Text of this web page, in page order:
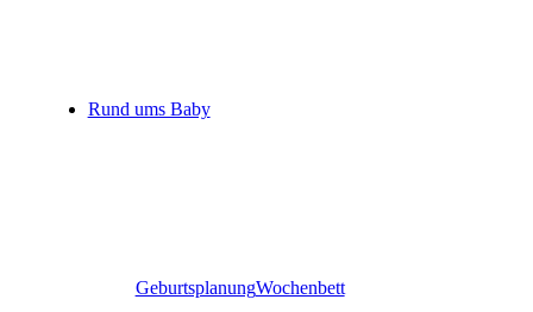
Rund ums Baby
GeburtsplanungWochenbett